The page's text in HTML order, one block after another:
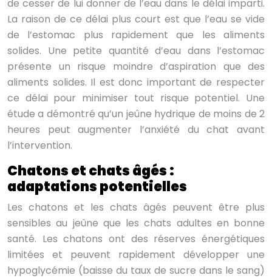
de cesser de lui donner de l’eau dans le délai imparti.
La raison de ce délai plus court est que l’eau se vide
de l’estomac plus rapidement que les aliments
solides. Une petite quantité d’eau dans l’estomac
présente un risque moindre d’aspiration que des
aliments solides. Il est donc important de respecter
ce délai pour minimiser tout risque potentiel. Une
étude a démontré qu’un jeûne hydrique de moins de 2
heures peut augmenter l’anxiété du chat avant
l’intervention.
Chatons et chats âgés :
adaptations potentielles
Les chatons et les chats âgés peuvent être plus
sensibles au jeûne que les chats adultes en bonne
santé. Les chatons ont des réserves énergétiques
limitées et peuvent rapidement développer une
hypoglycémie (baisse du taux de sucre dans le sang)